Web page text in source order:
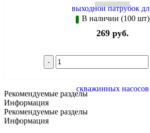
В наличии (100 шт)
269 руб.
Рекомендуемые разделы
Информация
Рекомендуемые разделы
Информация